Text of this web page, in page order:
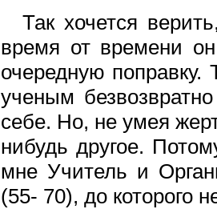
Так хочется
время от времени
очередную
ученым
себе. Но, не умея
нибудь другое.
мне Учитель и
(55- 70), до которого